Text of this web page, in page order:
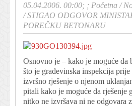
05.04.2006. 00:00; ; Početna /
/STIGAO ODGOVOR
POREČKU BETONARU
Osnovno je – kako je moguće da
što je građevinska inspekcija
izvršno rješenje o njenom
pitali kako je moguće da rješenje
nitko ne izvršava ni ne odgovara